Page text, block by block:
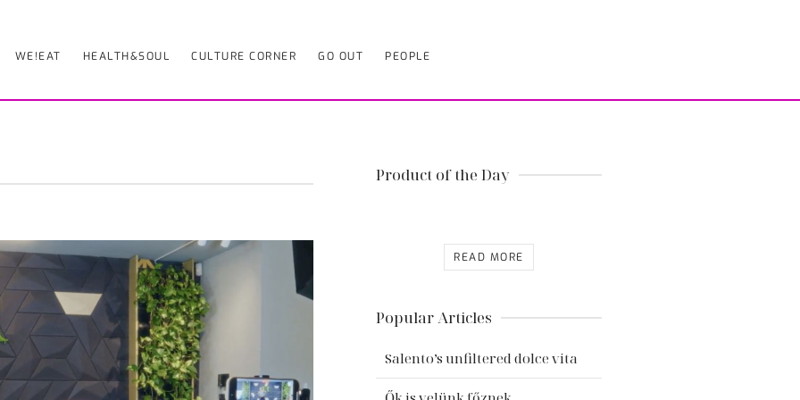
WE!EAT HEALTH&SOUL CULTURE CORNER GO OUT PEOPLE
Product of the Day
READ MORE
Popular Articles
Salento’s unfiltered dolce vita